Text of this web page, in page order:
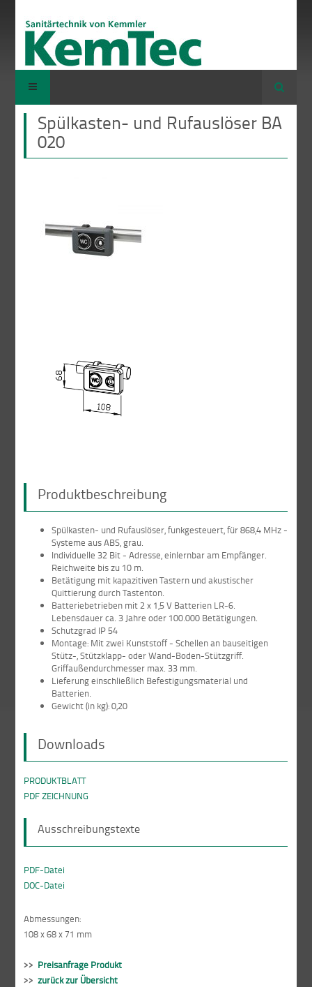
Suche
Spülkasten- und Rufauslöser BA
020
Produktbeschreibung
Spülkasten- und Rufauslöser, funkgesteuert, für 868,4 MHz -
Systeme aus ABS, grau.
Individuelle 32 Bit - Adresse, einlernbar am Empfänger.
Reichweite bis zu 10 m.
Betätigung mit kapazitiven Tastern und akustischer
Quittierung durch Tastenton.
Batteriebetrieben mit 2 x 1,5 V Batterien LR-6.
Lebensdauer ca. 3 Jahre oder 100.000 Betätigungen.
Schutzgrad IP 54
Montage: Mit zwei Kunststoff - Schellen an bauseitigen
Stütz-, Stützklapp- oder Wand-Boden-Stützgriff.
Griffaußendurchmesser max. 33 mm.
Lieferung einschließlich Befestigungsmaterial und
Batterien.
Gewicht (in kg): 0,20
Downloads
PRODUKTBLATT
PDF ZEICHNUNG
Ausschreibungstexte
PDF-Datei
DOC-Datei
Abmessungen:
108 x 68 x 71 mm
>> Preisanfrage Produkt
>>zurück zur Übersicht